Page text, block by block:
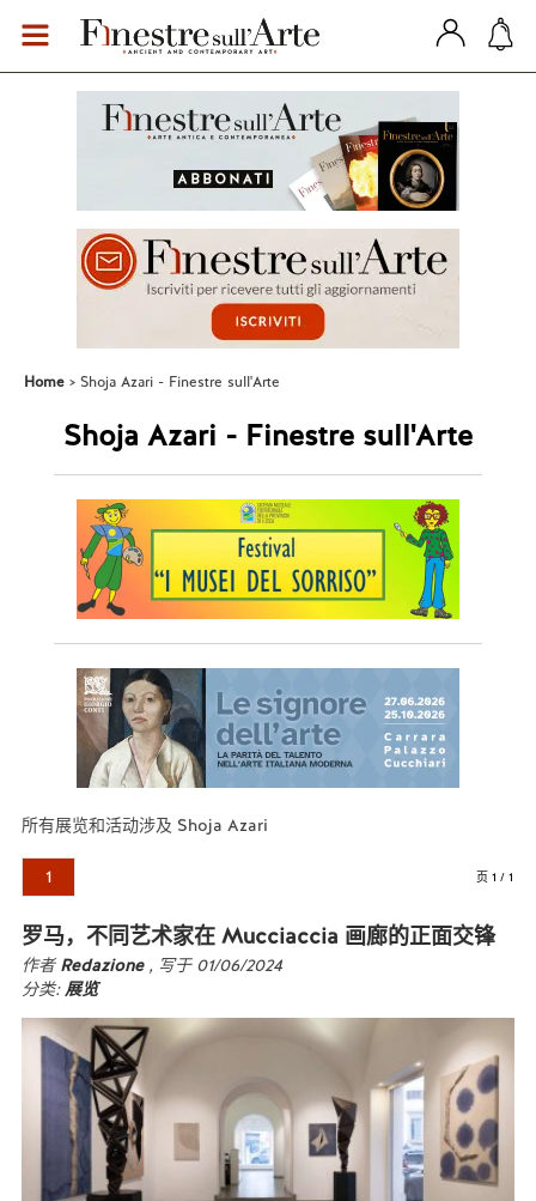
Home Shoja Azari - Finestre sull'Arte
Shoja Azari - Finestre sull'Arte
所有展览和活动涉及 Shoja Azari
1 页 1 / 1
罗马，不同艺术家在 Mucciaccia 画廊的正面交锋
作者 Redazione , 写于 01/06/2024
分类:展览